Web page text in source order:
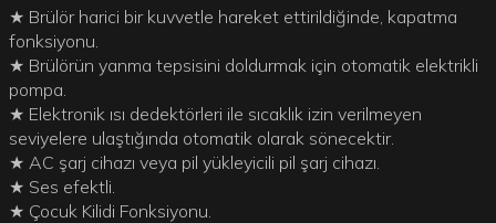
★ Brülör harici bir kuvvetle hareket ettirildiğinde, kapatma
fonksiyonu.
★ Brülörün yanma tepsisini doldurmak için otomatik elektrikli
pompa.
★ Elektronik ısı dedektörleri ile sıcaklık izin verilmeyen
seviyelere ulaştığında otomatik olarak sönecektir.
★ AC şarj cihazı veya pil yükleyicili pil şarj cihazı.
★ Ses efektli.
★ Çocuk Kilidi Fonksiyonu.